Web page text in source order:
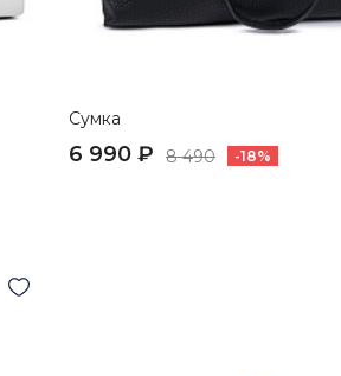
Сумка
6 990 ₽ 8 490 -18%